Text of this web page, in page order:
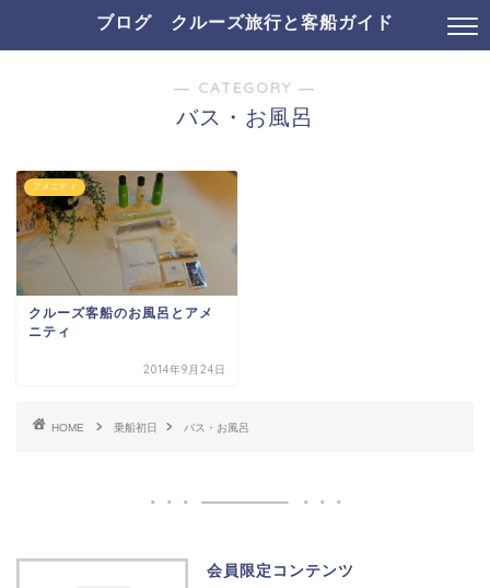
ブログ クルーズ旅行と客船ガイド
― CATEGORY ―
バス・お風呂
アメニティ
クルーズ客船のお風呂とアメ
ニティ
2014年9月24日
HOME 乗船初日 バス・お風呂
会員限定コンテンツ